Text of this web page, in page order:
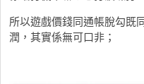
所以遊戲價錢同通帳脫勾既
潤，其實係無可口非；